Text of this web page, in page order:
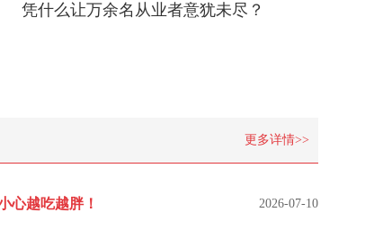
凭什么让万余名从业者意犹未尽？
更多详情>>
心越吃越胖！ 2026-07-10